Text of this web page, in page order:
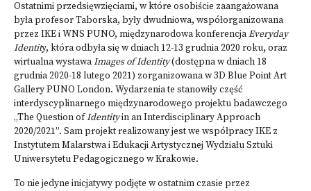
Ostatnimi przedsięwzięciami, w które osobiście zaangażowana
była profesor Taborska, były dwudniowa, współorganizowana
przez IKE i WNS PUNO, międzynarodowa konferencjaEveryday
Identity, która odbyła się w dniach 12-13 grudnia 2020 roku,oraz
wirtualna wystawaImages of Identity(dostępna w dniach 18
grudnia 2020-18 lutego 2021) zorganizowana w 3D Blue Point Art
Gallery PUNO London. Wydarzenia te stanowiły część
interdyscyplinarnego międzynarodowego projektu badawczego
„The Question ofIdentityin an Interdisciplinary Approach
2020/2021”. Sam projekt realizowany jest we współpracy IKE z
Instytutem Malarstwa i Edukacji Artystycznej Wydziału Sztuki
Uniwersytetu Pedagogicznego w Krakowie.
To nie jedyne inicjatywy podjęte w ostatnim czasie przez